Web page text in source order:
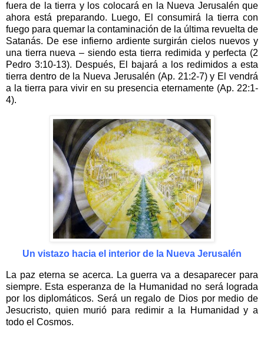
fuera de la tierra y los colocará en la Nueva Jerusalén que
ahora está preparando. Luego, El consumirá la tierra con
fuego para quemar la contaminación de la última revuelta de
Satanás. De ese infierno ardiente surgirán cielos nuevos y
una tierra nueva – siendo esta tierra redimida y perfecta (2
Pedro 3:10-13). Después, El bajará a los redimidos a esta
tierra dentro de la Nueva Jerusalén (Ap. 21:2-7) y El vendrá
a la tierra para vivir en su presencia eternamente (Ap. 22:1-
4).
Un vistazo hacia el interior de la Nueva Jerusalén
La paz eterna se acerca. La guerra va a desaparecer para
siempre. Esta esperanza de la Humanidad no será lograda
por los diplomáticos. Será un regalo de Dios por medio de
Jesucristo, quien murió para redimir a la Humanidad y a
todo el Cosmos.